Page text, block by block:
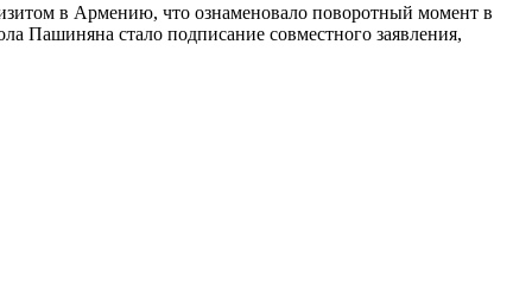
в Армению, что ознаменовало поворотный момент в
Пашиняна стало подписание совместного заявления,